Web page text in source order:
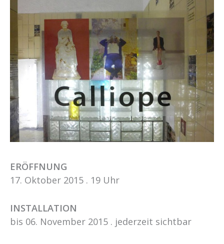
ERÖFFNUNG
17. Oktober 2015 . 19 Uhr
INSTALLATION
bis 06. November 2015 . jederzeit sichtbar